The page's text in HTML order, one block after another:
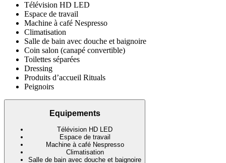
Télévision HD LED
Espace de travail
Machine à café Nespresso
Climatisation
Salle de bain avec douche et baignoire
Coin salon (canapé convertible)
Toilettes séparées
Dressing
Produits d’accueil Rituals
Peignoirs
Equipements
Télévision HD LED
Espace de travail
Machine à café Nespresso
Climatisation
Salle de bain avec douche et baignoire